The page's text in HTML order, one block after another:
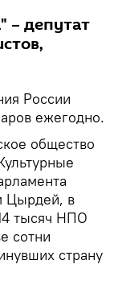
– депутат
России
ежегодно.
общество
Цырдей, в
тысяч НПО
сотни
страну